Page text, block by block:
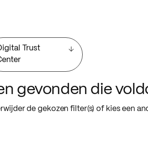
Trust
gevonden die
de gekozen filter(s) of kies een